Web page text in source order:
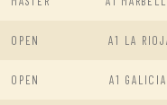
OPEN A1 LA
OPEN A1